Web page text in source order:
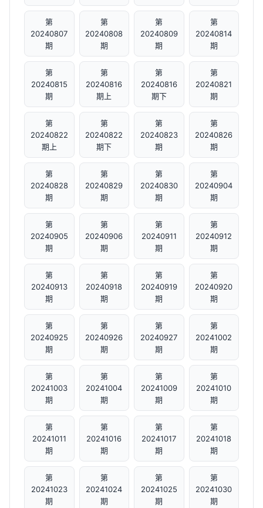
第
20240807
期
第
20240808
期
第
20240809
期
第
20240814
期
第
20240815
期
第
20240816
期上
第
20240816
期下
第
20240821
期
第
20240822
期上
第
20240822
期下
第
20240823
期
第
20240826
期
第
20240828
期
第
20240829
期
第
20240830
期
第
20240904
期
第
20240905
期
第
20240906
期
第
20240911
期
第
20240912
期
第
20240913
期
第
20240918
期
第
20240919
期
第
20240920
期
第
20240925
期
第
20240926
期
第
20240927
期
第
20241002
期
第
20241003
期
第
20241004
期
第
20241009
期
第
20241010
期
第
20241011
期
第
20241016
期
第
20241017
期
第
20241018
期
第
20241023
期
第
20241024
期
第
20241025
期
第
20241030
期